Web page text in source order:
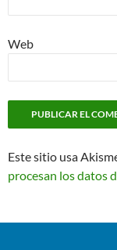
Web
Este sitio usa
procesan los datos